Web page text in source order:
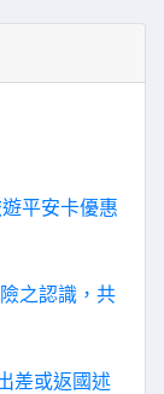
平安卡優惠
之認識，共
差或返國述